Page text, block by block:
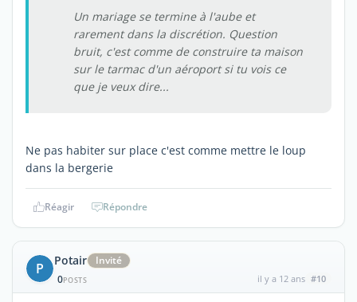
Un mariage se termine à l'aube et
rarement dans la discrétion. Question
bruit, c'est comme de construire ta maison
sur le tarmac d'un aéroport si tu vois ce
que je veux dire...
Ne pas habiter sur place c'est comme mettre le loup
dans la bergerie
Réagir Répondre
P Potair
Invité
0POSTS il y a 12 ans #10